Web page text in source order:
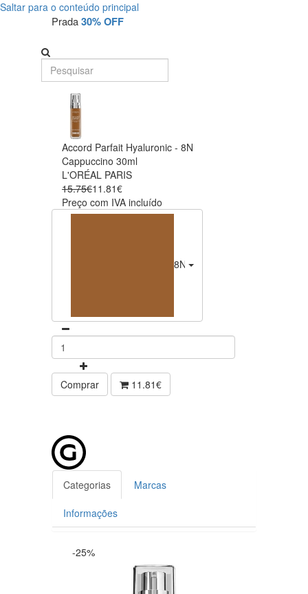
Saltar para o conteúdo principal
Prada30% OFF
Accord Parfait Hyaluronic - 8N
Cappuccino 30ml
L'ORÉAL PARIS
15.75€11.81€
Preço com IVA incluído
8N Cappuccino
Comprar 11.81€
Categorias Marcas
Informações
-25%